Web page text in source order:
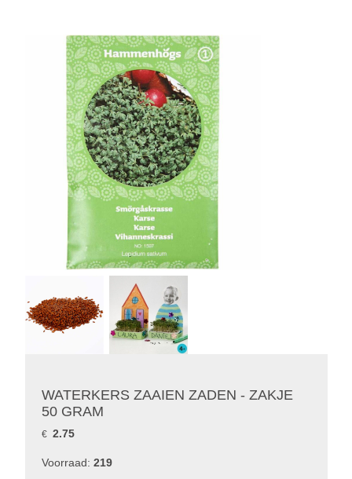
WATERKERS ZAAIEN ZADEN - ZAKJE
50 GRAM
€ 2.75
Voorraad: 219